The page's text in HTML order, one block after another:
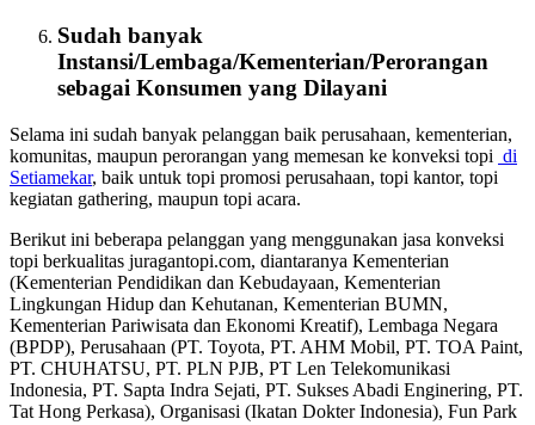
Sudah banyak
Instansi/Lembaga/Kementerian/Perorangan
sebagai Konsumen yang Dilayani
Selama ini sudah banyak pelanggan baik perusahaan, kementerian,
komunitas, maupun perorangan yang memesan ke konveksi topi di
Setiamekar, baik untuk topi promosi perusahaan, topi kantor, topi
kegiatan gathering, maupun topi acara.
Berikut ini beberapa pelanggan yang menggunakan jasa konveksi
topi berkualitas juragantopi.com, diantaranya Kementerian
(Kementerian Pendidikan dan Kebudayaan, Kementerian
Lingkungan Hidup dan Kehutanan, Kementerian BUMN,
Kementerian Pariwisata dan Ekonomi Kreatif), Lembaga Negara
(BPDP), Perusahaan (PT. Toyota, PT. AHM Mobil, PT. TOA Paint,
PT. CHUHATSU, PT. PLN PJB, PT Len Telekomunikasi
Indonesia, PT. Sapta Indra Sejati, PT. Sukses Abadi Enginering, PT.
Tat Hong Perkasa), Organisasi (Ikatan Dokter Indonesia), Fun Park